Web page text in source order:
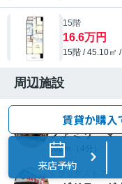
15階
16.6万円
15階 / 45.10㎡
周辺施設
コンビニエンスス
ファミリーマ
262ｍ（4分）
ドラッグストア
賃貸か購入
来店予約